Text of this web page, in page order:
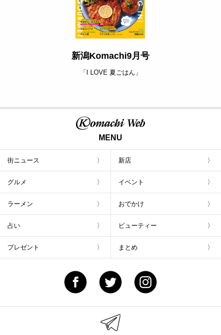
新潟Komachi9月号
「I LOVE 夏ごはん」
MENU
街ニュース 新店
グルメ イベント
ラーメン おでかけ
占い ビューティー
プレゼント まとめ